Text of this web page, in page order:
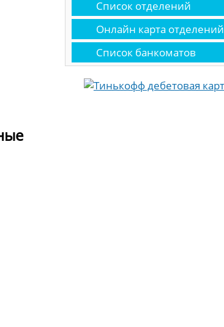
Список отделений
Онлайн карта отделений
Список банкоматов